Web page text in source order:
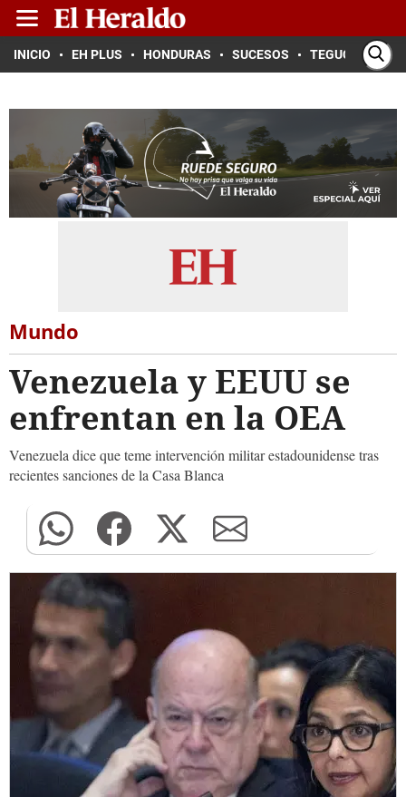
INICIO EH PLUS HONDURAS SUCESOS TEGUCIGALPA
Mundo
Venezuela y EEUU se
enfrentan en la OEA
Venezuela dice que teme intervención militar estadounidense tras
recientes sanciones de la Casa Blanca